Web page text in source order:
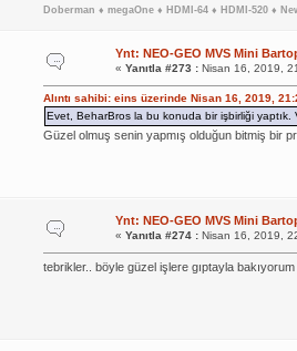
Doberman ♦ megaOne ♦ HDMI-64 ♦ HDMI-520 ♦
Ynt: NEO-GEO MVS Mini
« Yanıtla #273 :Nisan 16, 2019,
Alıntı sahibi: eins üzerinde Nisan 16, 2019,
Evet, BeharBros la bu konuda bir işbirliği yaptık.
Güzel olmuş senin yapmış olduğun bitmiş bir
Ynt: NEO-GEO MVS Mini
« Yanıtla #274 :Nisan 16, 2019,
tebrikler.. böyle güzel işlere gıptayla bakıyorum